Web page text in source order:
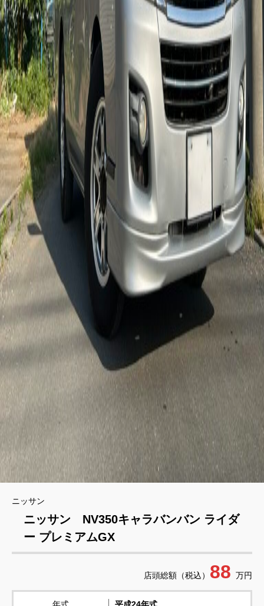
ニッサン
ニッサン NV350キャラバンバン ライダ
ー プレミアムGX
店頭総額（税込） 88 万円